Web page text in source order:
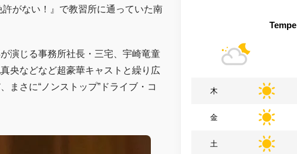
がない！』で教習所に通っていた南
演じる事務所社長・三宅、宇崎竜童
央などなど超豪華キャストと繰り広
まさに“ノンストップ”ドライブ・コ
Tempe
木
金
土